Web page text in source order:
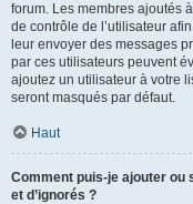
forum. Les membres ajoutés
de contrôle de l’utilisateur
leur envoyer des messages
par ces utilisateurs peuvent
ajoutez un utilisateur à votre
seront masqués par défaut.
Haut
Comment puis-je ajouter ou
et d’ignorés ?